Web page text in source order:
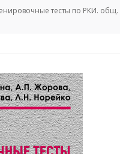
тесты по РКИ. общ.